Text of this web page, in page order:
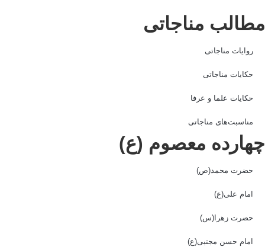
مناجاتی
روایات مناجاتی
حکایات مناجاتی
حکایات علما و عرفا
مناسبت‌های مناجاتی
معصوم (ع)
حضرت محمد(ص)
امام علی(ع)
حضرت زهرا(س)
امام حسن مجتبی(ع)